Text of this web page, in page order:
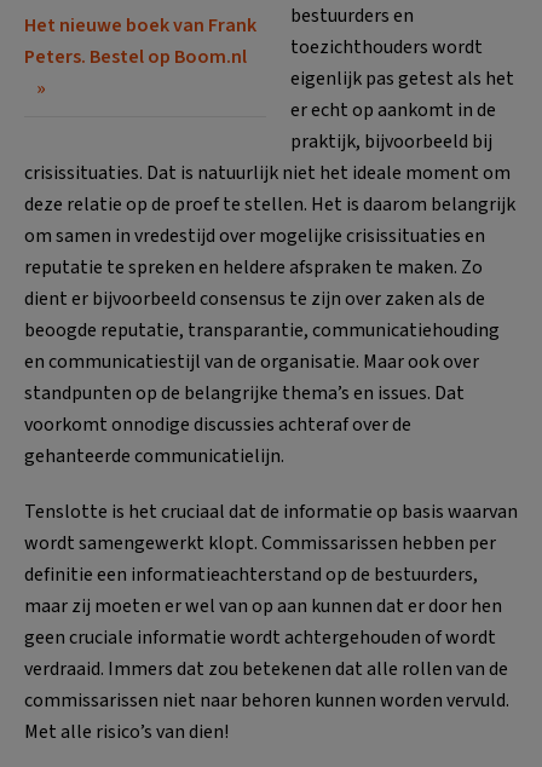
Het nieuwe boek van Frank
Peters. Bestel op Boom.nl
bestuurders en
toezichthouders wordt
eigenlijk pas getest als het
er echt op aankomt in de
praktijk, bijvoorbeeld bij
crisissituaties. Dat is natuurlijk niet het ideale moment om
deze relatie op de proef te stellen. Het is daarom belangrijk
om samen in vredestijd over mogelijke crisissituaties en
reputatie te spreken en heldere afspraken te maken. Zo
dient er bijvoorbeeld consensus te zijn over zaken als de
beoogde reputatie, transparantie, communicatiehouding
en communicatiestijl van de organisatie. Maar ook over
standpunten op de belangrijke thema’s en issues. Dat
voorkomt onnodige discussies achteraf over de
gehanteerde communicatielijn.
Tenslotte is het cruciaal dat de informatie op basis waarvan
wordt samengewerkt klopt. Commissarissen hebben per
definitie een informatieachterstand op de bestuurders,
maar zij moeten er wel van op aan kunnen dat er door hen
geen cruciale informatie wordt achtergehouden of wordt
verdraaid. Immers dat zou betekenen dat alle rollen van de
commissarissen niet naar behoren kunnen worden vervuld.
Met alle risico’s van dien!